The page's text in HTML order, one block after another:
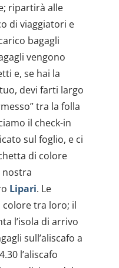
ripartirà alle
di viaggiatori e
bagagli
vengono
e, se hai la
devi farti largo
tra la folla
il check-in
sul foglio, e ci
di colore
nostra
Lipari. Le
tra loro; il
l’isola di arrivo
sull’aliscafo a
l’aliscafo